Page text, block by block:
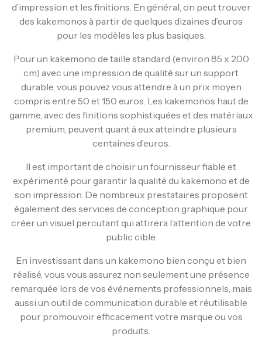
d’impression et les finitions. En général, on peut trouver
des kakemonos à partir de quelques dizaines d’euros
pour les modèles les plus basiques.
Pour un kakemono de taille standard (environ 85 x 200
cm) avec une impression de qualité sur un support
durable, vous pouvez vous attendre à un prix moyen
compris entre 50 et 150 euros. Les kakemonos haut de
gamme, avec des finitions sophistiquées et des matériaux
premium, peuvent quant à eux atteindre plusieurs
centaines d’euros.
Il est important de choisir un fournisseur fiable et
expérimenté pour garantir la qualité du kakemono et de
son impression. De nombreux prestataires proposent
également des services de conception graphique pour
créer un visuel percutant qui attirera l’attention de votre
public cible.
En investissant dans un kakemono bien conçu et bien
réalisé, vous vous assurez non seulement une présence
remarquée lors de vos événements professionnels, mais
aussi un outil de communication durable et réutilisable
pour promouvoir efficacement votre marque ou vos
produits.